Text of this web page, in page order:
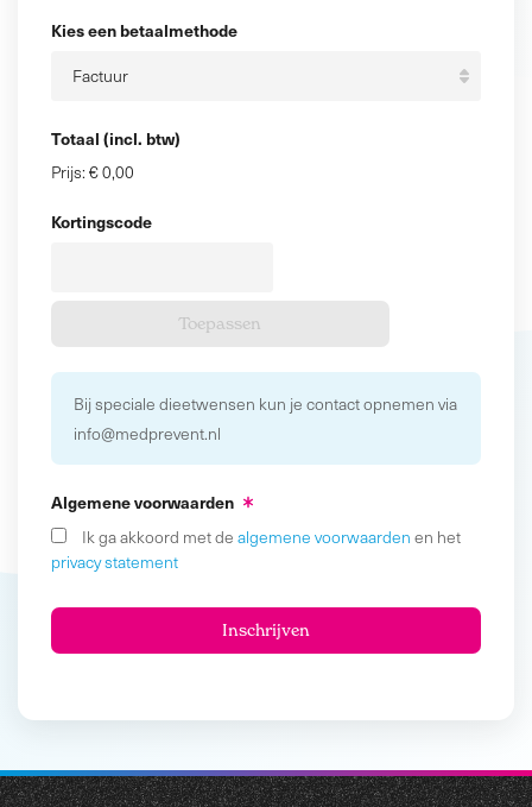
Kies een betaalmethode
Totaal (incl. btw)
Prijs: € 0,00
Kortingscode
Bij speciale dieetwensen kun je contact opnemen via
info@medprevent.nl
Algemene voorwaarden
Ik ga akkoord met de algemene voorwaarden en het
privacy statement